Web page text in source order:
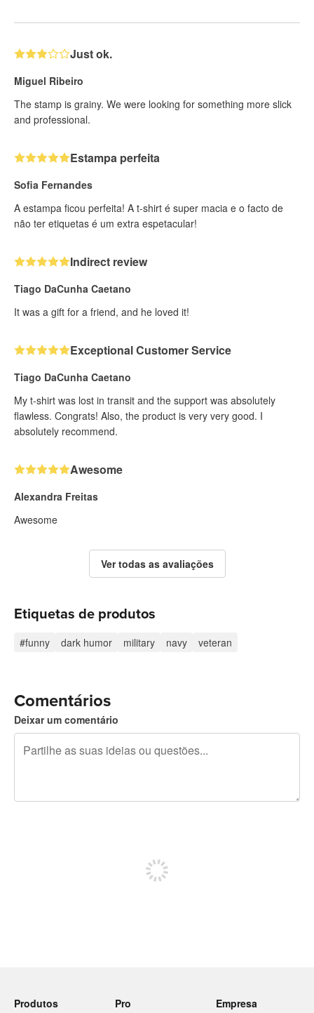
Just ok.
Miguel Ribeiro
The stamp is grainy. We were looking for something more slick
and professional.
Estampa perfeita
Sofia Fernandes
A estampa ficou perfeita! A t-shirt é super macia e o facto de
não ter etiquetas é um extra espetacular!
Indirect review
Tiago DaCunha Caetano
It was a gift for a friend, and he loved it!
Exceptional Customer Service
Tiago DaCunha Caetano
My t-shirt was lost in transit and the support was absolutely
flawless. Congrats! Also, the product is very very good. I
absolutely recommend.
Awesome
Alexandra Freitas
Awesome
Ver todas as avaliações
Etiquetas de produtos
#funny dark humor military navy veteran
Comentários
Deixar um comentário
Produtos
Pro
Empresa